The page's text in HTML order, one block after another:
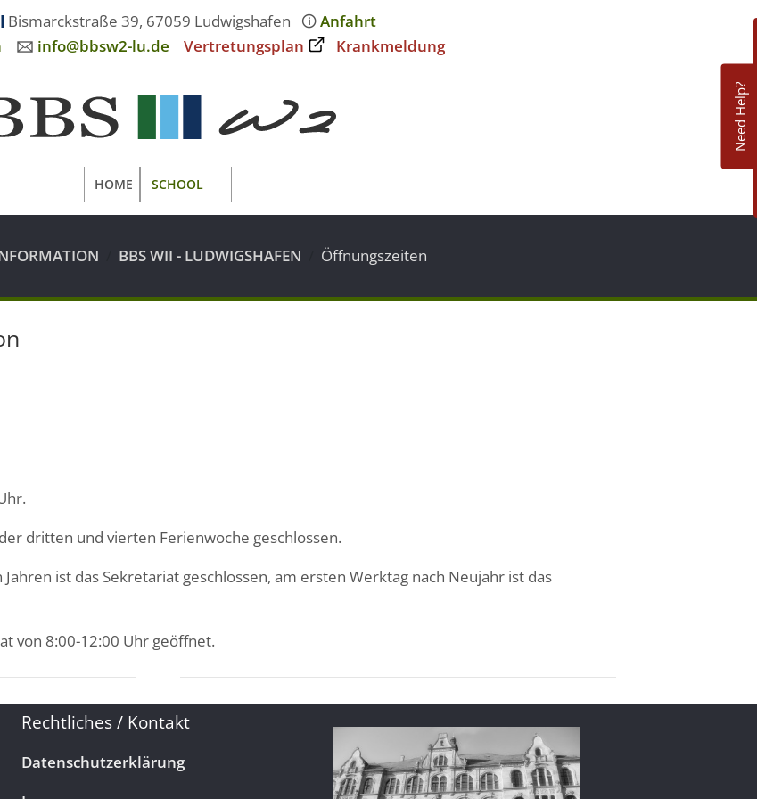
Bismarckstraße 39, 67059 Ludwigshafen 🛈Anfahrt
🖂 info@bbsw2-lu.de Vertretungsplan Krankmeldung
Need Help?
HOME SCHOOL
BBS WII - LUDWIGSHAFEN Öffnungszeiten
dritten und vierten Ferienwoche geschlossen.
ist das Sekretariat geschlossen, am ersten Werktag nach Neujahr ist das
von 8:00-12:00 Uhr geöffnet.
Rechtliches / Kontakt
Datenschutzerklärung